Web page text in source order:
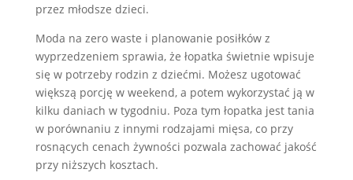
przez młodsze dzieci.
Moda na zero waste i planowanie posiłków z
wyprzedzeniem sprawia, że łopatka świetnie wpisuje
się w potrzeby rodzin z dziećmi. Możesz ugotować
większą porcję w weekend, a potem wykorzystać ją w
kilku daniach w tygodniu. Poza tym łopatka jest tania
w porównaniu z innymi rodzajami mięsa, co przy
rosnących cenach żywności pozwala zachować jakość
przy niższych kosztach.